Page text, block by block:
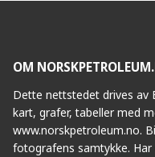
OM
Dette nettstedet drives av
kart, grafer, tabeller med
www.norskpetroleum.no.
fotografens samtykke.